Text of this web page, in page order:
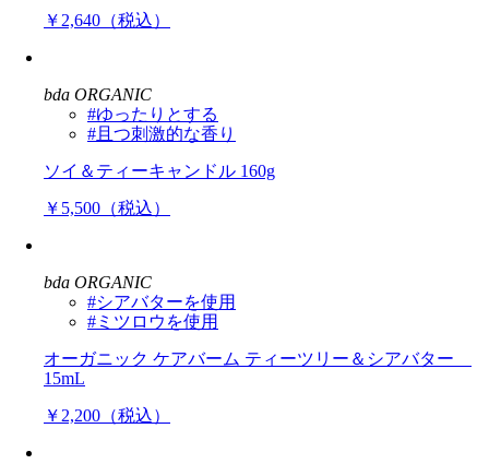
￥2,640（税込）
bda ORGANIC
#ゆったりとする
#且つ刺激的な香り
ソイ＆ティーキャンドル 160g
￥5,500（税込）
bda ORGANIC
#シアバターを使用
#ミツロウを使用
オーガニック ケアバーム ティーツリー＆シアバター
15mL
￥2,200（税込）